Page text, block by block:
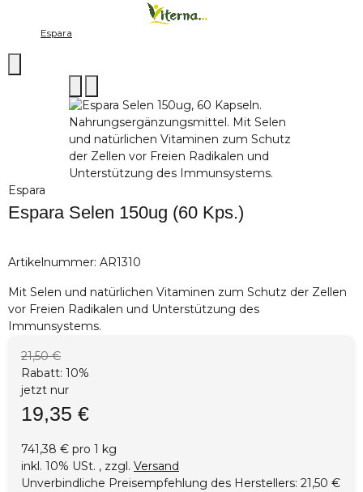
Espara
Espara
Espara Selen 150ug (60 Kps.)
Artikelnummer: AR1310
Mit Selen und natürlichen Vitaminen zum Schutz der Zellen
vor Freien Radikalen und Unterstützung des
Immunsystems.
21,50 €
Rabatt: 10%
jetzt nur
19,35 €
741,38 € pro 1 kg
inkl. 10% USt. , zzgl. Versand
Unverbindliche Preisempfehlung des Herstellers: 21,50 €